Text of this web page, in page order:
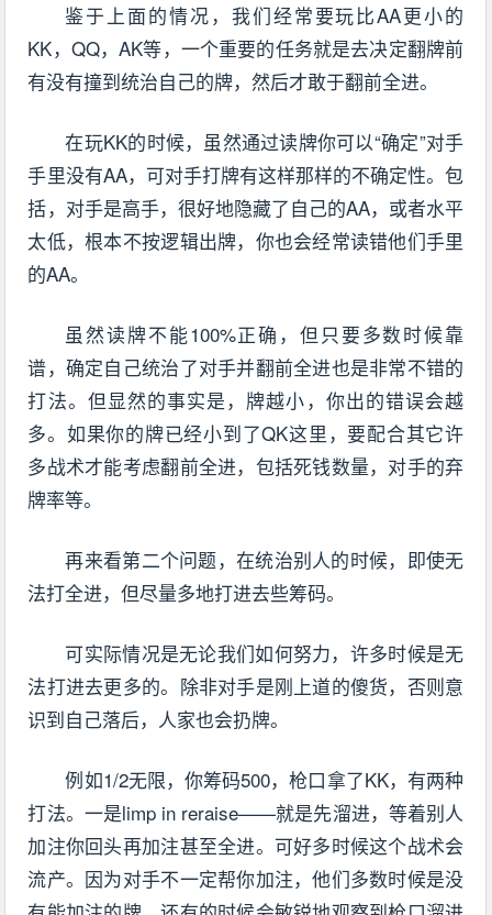
鉴于上面的情况，我们经常要玩比AA更小的
KK，QQ，AK等，一个重要的任务就是去决定翻牌前
有没有撞到统治自己的牌，然后才敢于翻前全进。
在玩KK的时候，虽然通过读牌你可以“确定”对手
手里没有AA，可对手打牌有这样那样的不确定性。包
括，对手是高手，很好地隐藏了自己的AA，或者水平
太低，根本不按逻辑出牌，你也会经常读错他们手里
的AA。
虽然读牌不能100%正确，但只要多数时候靠
谱，确定自己统治了对手并翻前全进也是非常不错的
打法。但显然的事实是，牌越小，你出的错误会越
多。如果你的牌已经小到了QK这里，要配合其它许
多战术才能考虑翻前全进，包括死钱数量，对手的弃
牌率等。
再来看第二个问题，在统治别人的时候，即使无
法打全进，但尽量多地打进去些筹码。
可实际情况是无论我们如何努力，许多时候是无
法打进去更多的。除非对手是刚上道的傻货，否则意
识到自己落后，人家也会扔牌。
例如1/2无限，你筹码500，枪口拿了KK，有两种
打法。一是limp in reraise——就是先溜进，等着别人
加注你回头再加注甚至全进。可好多时候这个战术会
流产。因为对手不一定帮你加注，他们多数时候是没